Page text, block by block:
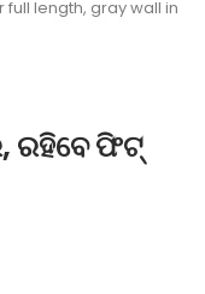
length, gray wall in
ରହିବେ ଫିଟ୍‌